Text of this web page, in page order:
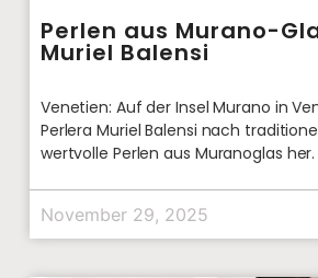
Perlen aus Murano-
Muriel Balensi
Venetien: Auf der Insel Murano in
Perlera Muriel Balensi nach
wertvolle Perlen aus Muranoglas her.
November 29, 2025